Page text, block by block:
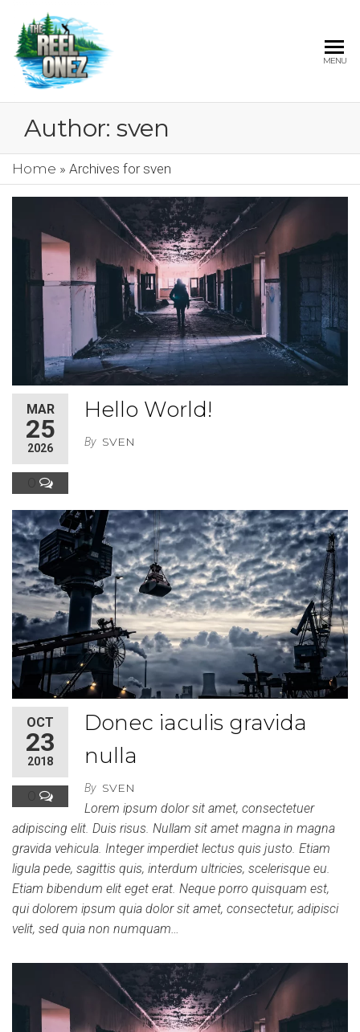
ONEZ
OFFICIAL
MENU
Author:sven
Home » Archives for sven
MAR
25
2026
Hello World!
By SVEN
OCT
23
2018
Donec iaculis gravida
nulla
By SVEN
Lorem ipsum dolor sit amet, consectetuer
adipiscing elit. Duis risus. Nullam sit amet magna in magna
gravida vehicula. Integer imperdiet lectus quis justo. Etiam
ligula pede, sagittis quis, interdum ultricies, scelerisque eu.
Etiam bibendum elit eget erat. Neque porro quisquam est,
qui dolorem ipsum quia dolor sit amet, consectetur, adipisci
velit, sed quia non numquam…